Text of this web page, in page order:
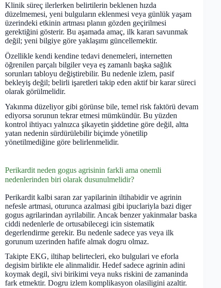
Klinik süreç ilerlerken belirtilerin beklenen hızda
düzelmemesi, yeni bulguların eklenmesi veya günlük yaşam
üzerindeki etkinin artması planın gözden geçirilmesi
gerektiğini gösterir. Bu aşamada amaç, ilk kararı savunmak
değil; yeni bilgiye göre yaklaşımı güncellemektir.
Özellikle kendi kendine tedavi denemeleri, internetten
öğrenilen parçalı bilgiler veya eş zamanlı başka sağlık
sorunları tabloyu değiştirebilir. Bu nedenle izlem, pasif
bekleyiş değil; belirli işaretleri takip eden aktif bir karar süreci
olarak görülmelidir.
Yakınma düzeliyor gibi görünse bile, temel risk faktörü devam
ediyorsa sorunun tekrar etmesi mümkündür. Bu yüzden
kontrol ihtiyacı yalnızca şikayetin şiddetine göre değil, altta
yatan nedenin sürdürülebilir biçimde yönetilip
yönetilmediğine göre belirlenmelidir.
Perikardit neden gogus agrisinin farkli ama onemli
nedenlerinden biri olarak dusunulmelidir?
Perikardit kalbi saran zar yapilarinin iltihabidir ve agrinin
nefesle artmasi, oturunca azalmasi gibi ipuclariyla bazi diger
gogus agrilarindan ayrilabilir. Ancak benzer yakinmalar baska
ciddi nedenlerle de ortusabilecegi icin sistematik
degerlendirme gerekir. Bu nedenle sadece yas veya ilk
gorunum uzerinden hafife almak dogru olmaz.
Takipte EKG, iltihap belirtecleri, eko bulgulari ve eforla
degisim birlikte ele alinmalidir. Hedef sadece agrinin adini
koymak degil, sivi birikimi veya nuks riskini de zamaninda
fark etmektir. Dogru izlem komplikasyon olasiligini azaltir.